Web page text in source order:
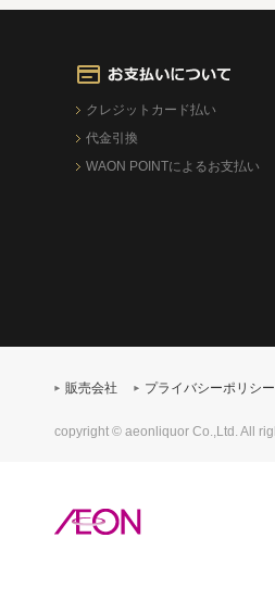
クレジットカード払い
代金引換
WAON POINTによるお支払い
販売会社 プライバシーポリシー
copyright © aeonliquor Co.,Ltd. All